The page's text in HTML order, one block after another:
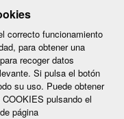
correcto funcionamiento
para obtener una
recoger datos
Si pulsa el botón
su uso. Puede obtener
pulsando el
página
FRA-DEU